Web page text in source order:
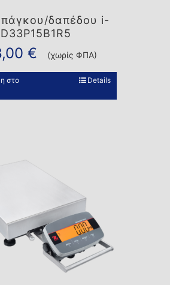
δαπέδου i-
D33P15B1R5
€ (χωρίς ΦΠΑ)
στο
Details